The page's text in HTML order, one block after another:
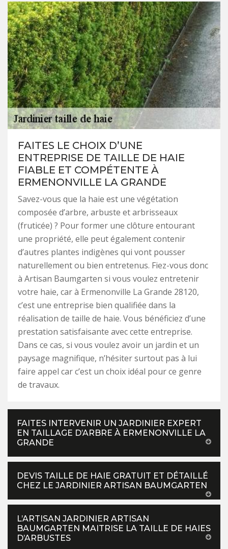
FAITES LE CHOIX D’UNE
ENTREPRISE DE TAILLE DE HAIE
FIABLE ET COMPÉTENTE À
ERMENONVILLE LA GRANDE
Savez-vous que la haie est une végétation
composée d’arbre, arbuste et arbrisseaux
(fruticée) ? Pour former une clôture entourant
une propriété, elle peut également contenir
d’autres plantes indigènes qui vont pousser
naturellement ou bien entretenus. Fiez-vous donc
à Artisan Baumgarten si vous voulez entretenir
votre haie, car à Ermenonville La Grande 28120,
c’est une entreprise bien qualifiée dans la
réalisation de taille de haie. Vous bénéficiez d’une
prestation satisfaisante avec cette entreprise.
Dans ce cas, si vous voulez avoir un jardin et un
paysage magnifique, n’hésiter surtout pas à lui
faire appel car c’est un choix idéal pour ce genre
de travaux.
FAITES INTERVENIR UN JARDINIER EXPERT
EN TAILLAGE D’ARBRE À ERMENONVILLE LA
GRANDE
DEVIS TAILLE DE HAIE GRATUIT ET DÉTAILLÉ
CHEZ LE JARDINIER ARTISAN BAUMGARTEN
L’ARTISAN JARDINIER ARTISAN
BAUMGARTEN MAITRISE LA TAILLE DE HAIES
D’ARBUSTES